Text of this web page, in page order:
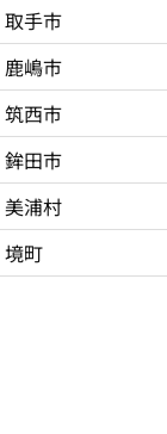
取手市
鹿嶋市
筑西市
鉾田市
美浦村
境町